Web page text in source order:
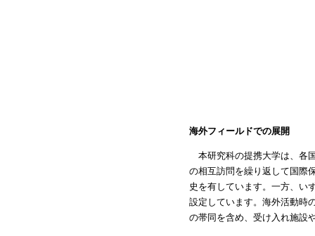
海外フィールドでの展開
本研究科の提携大学は、各
の相互訪問を繰り返して国際
史を有しています。一方、い
設定しています。海外活動時
の帯同を含め、受け入れ施設